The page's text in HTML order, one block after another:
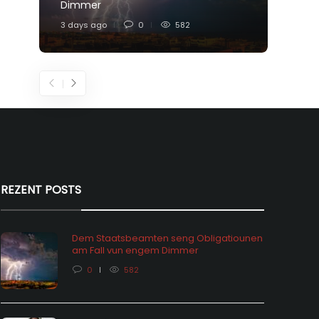
Dimmer
3 days ago 0 582
REZENT POSTS
Dem Staatsbeamten seng Obligatiounen
am Fall vun engem Dimmer
0 582